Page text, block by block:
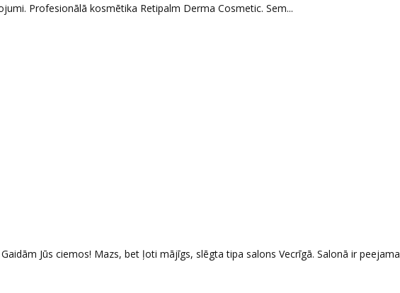
Profesionālā kosmētika Retipalm Derma Cosmetic. Sem...
Jūs ciemos! Mazs, bet ļoti mājīgs, slēgta tipa salons Vecrīgā. Salonā ir